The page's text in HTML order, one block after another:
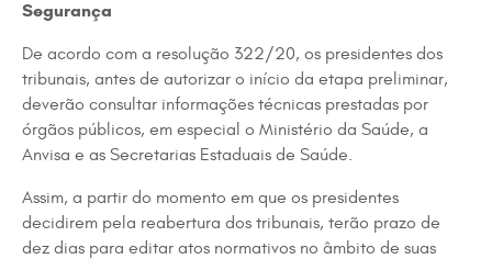
Segurança
De acordo com a resolução 322/20, os presidentes dos
tribunais, antes de autorizar o início da etapa preliminar,
deverão consultar informações técnicas prestadas por
órgãos públicos, em especial o Ministério da Saúde, a
Anvisa e as Secretarias Estaduais de Saúde.
Assim, a partir do momento em que os presidentes
decidirem pela reabertura dos tribunais, terão prazo de
dez dias para editar atos normativos no âmbito de suas